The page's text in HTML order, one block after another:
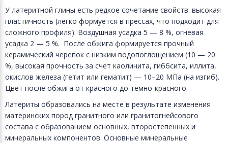
У латеритной глины есть редкое сочетание свойств: высокая
пластичность (легко формуется в прессах, что подходит для
сложного профиля). Воздушная усадка 5 — 8 %, огневая
усадка 2 — 5 %. После обжига формируется прочный
керамический черепок с низким водопоглощением (10 — 20
%, высокая прочность за счет каолинита, гиббсита, иллита,
окислов железа (гетит или гематит) — 10–20 МПа (на изгиб).
Цвет после обжига от красного до тёмно-красного
Латериты образовались на месте в результате изменения
материнских пород гранитного или гранитогнейсового
состава с образованием основных, второстепенных и
минеральных компонентов. Основные минеральные